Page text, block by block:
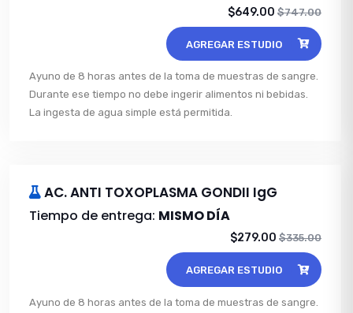
$649.00 $747.00
AGREGAR ESTUDIO
Ayuno de 8 horas antes de la toma de muestras de sangre.
Durante ese tiempo no debe ingerir alimentos ni bebidas.
La ingesta de agua simple está permitida.
AC. ANTI TOXOPLASMA GONDII IgG
Tiempo de entrega: MISMO DÍA
$279.00 $335.00
AGREGAR ESTUDIO
Ayuno de 8 horas antes de la toma de muestras de sangre.